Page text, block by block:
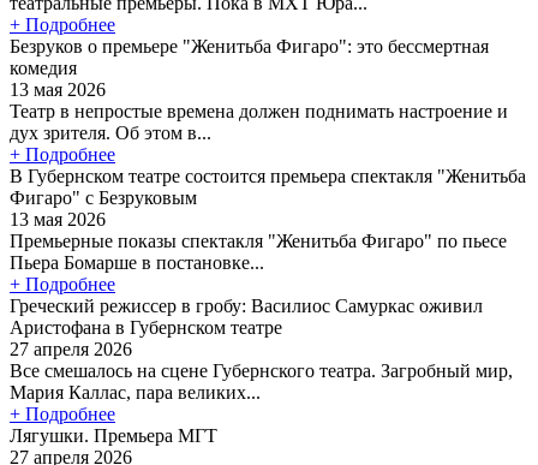
+ Подробнее
Безруков о премьере "Женитьба Фигаро": это бессмертная
комедия
13 мая 2026
Театр в непростые времена должен поднимать настроение и
дух зрителя. Об этом в...
+ Подробнее
В Губернском театре состоится премьера спектакля "Женитьба
Фигаро" с Безруковым
13 мая 2026
Премьерные показы спектакля "Женитьба Фигаро" по пьесе
Пьера Бомарше в постановке...
+ Подробнее
Греческий режиссер в гробу: Василиос Самуркас оживил
Аристофана в Губернском театре
27 апреля 2026
Все смешалось на сцене Губернского театра. Загробный мир,
Мария Каллас, пара великих...
+ Подробнее
Лягушки. Премьера МГТ
27 апреля 2026